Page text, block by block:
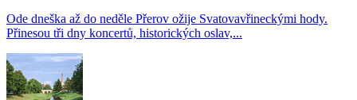
Ode dneška až do neděle Přerov ožije Svatovavřineckými hody.
Přinesou tři dny koncertů, historických oslav,...